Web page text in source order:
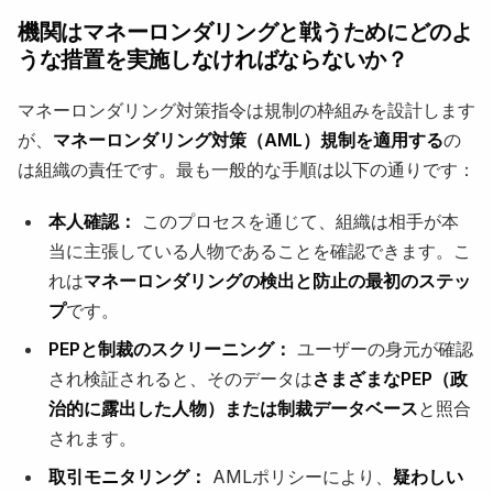
機関はマネーロンダリングと戦うためにどのよ
うな措置を実施しなければならないか？
マネーロンダリング対策指令は規制の枠組みを設計します
が、 マネーロンダリング対策（AML）規制を適用するの
は組織の責任です。最も一般的な手順は以下の通りです：
本人確認：
このプロセスを通じて、組織は相手が本
当に主張している人物であることを確認できます。こ
れはマネーロンダリングの検出と防止の最初のステッ
プです。
PEPと制裁のスクリーニング： ユーザーの身元が確認
され検証されると、そのデータはさまざまなPEP（政
治的に露出した人物）または制裁データベースと照合
されます。
取引モニタリング： AMLポリシーにより、 疑わしい